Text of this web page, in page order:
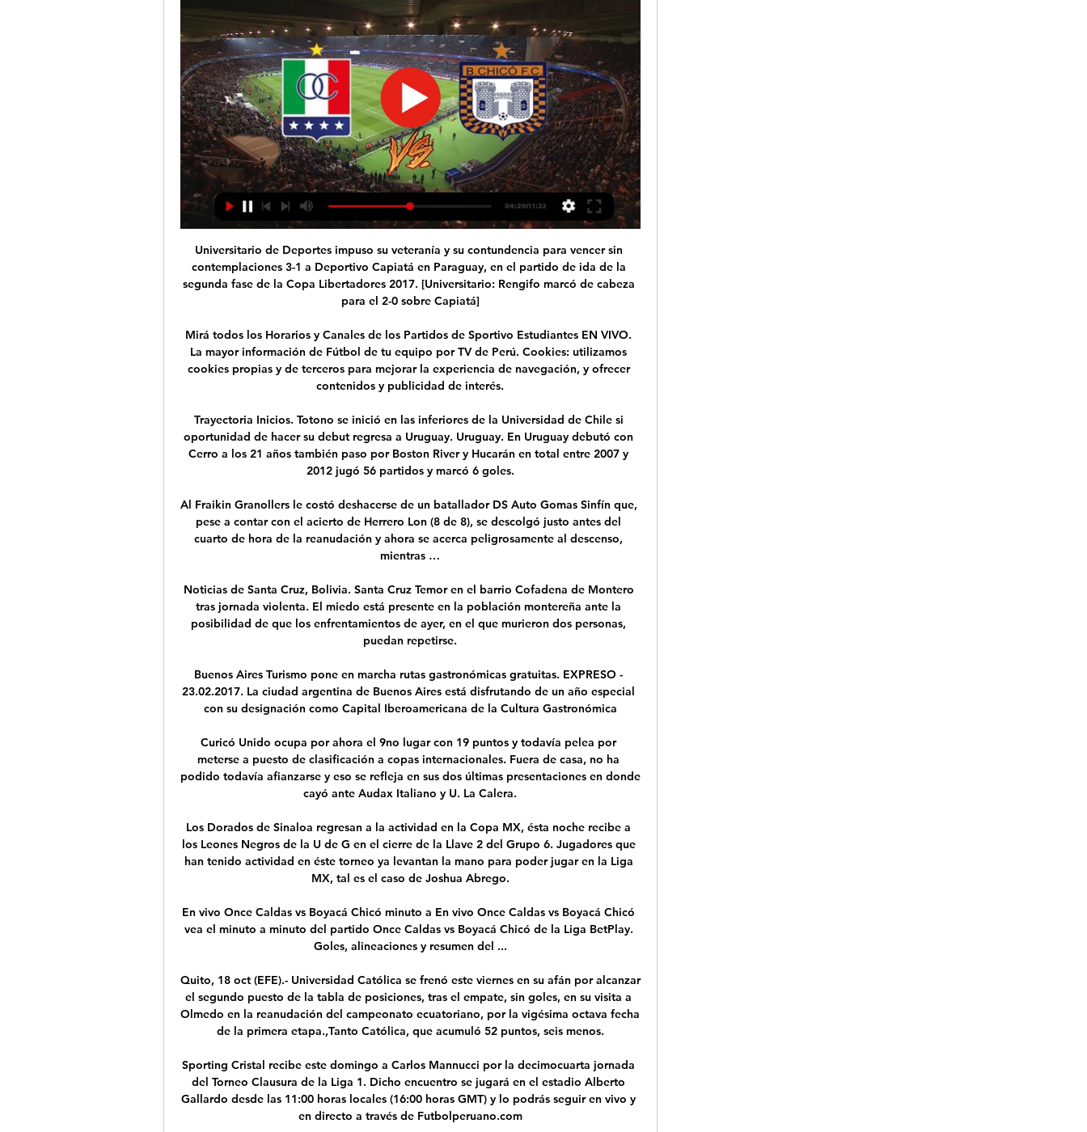
Universitario de Deportes impuso su veteranía y su contundencia para vencer sin contemplaciones 3-1 a Deportivo Capiatá en Paraguay, en el partido de ida de la segunda fase de la Copa Libertadores 2017. [Universitario: Rengifo marcó de cabeza para el 2-0 sobre Capiatá]

Mirá todos los Horarios y Canales de los Partidos de Sportivo Estudiantes EN VIVO. La mayor información de Fútbol de tu equipo por TV de Perú. Cookies: utilizamos cookies propias y de terceros para mejorar la experiencia de navegación, y ofrecer contenidos y publicidad de interés.

Trayectoria Inicios. Totono se inició en las inferiores de la Universidad de Chile si oportunidad de hacer su debut regresa a Uruguay. Uruguay. En Uruguay debutó con Cerro a los 21 años también paso por Boston River y Hucarán en total entre 2007 y 2012 jugó 56 partidos y marcó 6 goles.

Al Fraikin Granollers le costó deshacerse de un batallador DS Auto Gomas Sinfín que, pese a contar con el acierto de Herrero Lon (8 de 8), se descolgó justo antes del cuarto de hora de la reanudación y ahora se acerca peligrosamente al descenso, mientras …

Noticias de Santa Cruz, Bolivia. Santa Cruz Temor en el barrio Cofadena de Montero tras jornada violenta. El miedo está presente en la población montereña ante la posibilidad de que los enfrentamientos de ayer, en el que murieron dos personas, puedan repetirse.

Buenos Aires Turismo pone en marcha rutas gastronómicas gratuitas. EXPRESO - 23.02.2017. La ciudad argentina de Buenos Aires está disfrutando de un año especial con su designación como Capital Iberoamericana de la Cultura Gastronómica

Curicó Unido ocupa por ahora el 9no lugar con 19 puntos y todavía pelea por meterse a puesto de clasificación a copas internacionales. Fuera de casa, no ha podido todavía afianzarse y eso se refleja en sus dos últimas presentaciones en donde cayó ante Audax Italiano y U. La Calera.

Los Dorados de Sinaloa regresan a la actividad en la Copa MX, ésta noche recibe a los Leones Negros de la U de G en el cierre de la Llave 2 del Grupo 6. Jugadores que han tenido actividad en éste torneo ya levantan la mano para poder jugar en la Liga MX, tal es el caso de Joshua Abrego.

En vivo Once Caldas vs Boyacá Chicó minuto a En vivo Once Caldas vs Boyacá Chicó vea el minuto a minuto del partido Once Caldas vs Boyacá Chicó de la Liga BetPlay. Goles, alineaciones y resumen del ...

Quito, 18 oct (EFE).- Universidad Católica se frenó este viernes en su afán por alcanzar el segundo puesto de la tabla de posiciones, tras el empate, sin goles, en su visita a Olmedo en la reanudación del campeonato ecuatoriano, por la vigésima octava fecha de la primera etapa.,Tanto Católica, que acumuló 52 puntos, seis menos.

Sporting Cristal recibe este domingo a Carlos Mannucci por la decimocuarta jornada del Torneo Clausura de la Liga 1. Dicho encuentro se jugará en el estadio Alberto Gallardo desde las 11:00 horas locales (16:00 horas GMT) y lo podrás seguir en vivo y en directo a través de Futbolperuano.com

Final del partido, Numancia 1, Reus Deportiu 0. Final segunda parte, Numancia 1, Reus Deportiu 0. 89' Falta de Pablo Larrea (Numancia). 89' Vitor Silva (Reus Deportiu) ha recibido una falta en la zona defensiva. 88' Tarjeta Amarilla Dani Calvo (Numancia) ha …

México, 8 abr (EFE).- El estadounidense C.J Retherford pegó un cuadrangular de tres carreras en la cuarta entrada para romper un empate 1-1 y guiar a los Toros de Tijuana a su tercera victoria en tres salidas en la temporada 2015 de la Liga Mexicana de Béisbol.

Televisión del Principado de Asturias TPA (A7) emite en el canal 45 de la televisión digital terrestre (TDT). Además ofrece en su segundo canal (A8), …

Liga BetPlay: inteligencia artificial revela resultados de 7 nov 2023 — vs. Atlético Huila en VIVO: vea la fecha 20 de la Liga colombiana Pereira, y Boyacá Chicó vs. Cali, que se definirían el acceso a los ...

Evolución y estructura de la Casa Real de Castilla (Andrés Gambra y Félix Labrador, coords.), Madrid 2010, vol. I, p. 66. 2 Véase Jaime de Salazar y Acha, La Casa del Rey de Castilla y León en la Edad Media, Centro de Estudios Políticos y Constitucionales, Madrid 2000.

Para todos lo que viven en Chiapas u otro estado de la Republica mexicana, podrán consultar en linea via internet su documento de curp, no tiene que andar investigando en oitro lado ni es necesario pagar, la forma tiene las instrucciones necesarias para hacer la consulta con exito.

Chicó vs. Atlético Nacional: Pronóstico deportivo 365Scores 20 oct 2023 — Cómo crees que va a terminar el partido de la Liga BetPlay? ¡Es hora de jugar y ganar! El pronóstico deportivo de Chicó vs.

Rapidez y contundencia es lo que se suele pedir cuando suceden actos violentos. Y en este caso, ha sido como ha actuado la UD Orotava con un comunicado y una decisión rápida en muy pocas horas. Este domingo comenzaban a difundirse unas imágenes en la que uno de sus futbolistas agredía a un rival en un partido de juveniles, entre UD Realejos.

By La Patria Manizales ... Minuto de Dios. Somos la radio Caldas sea campeón. El concejal Julián García solicitó en sesión del concejo citar a la organización deportiva Once ...

ROJADIRECTA ONLINE : Ver Fútbol Por Internet Rojadirecta, el mayor índice de eventos deportivos. Rojadirecta, world's biggest sports streams index

En la continuidad de la séptima jornada de la Liga-II 2018, Jaguares y Atlético Nacional igualaron uno por uno en el estadio Jaraguay de Montería, sede de este cotejo. La primera parte tuvo a un conjunto visitante amo y señor de la pelota, pero sin la claridad suficiente para reflejarlo en el

Realizó sus estudios primarios en el Colegio Saint John‘s de Concepción, y sus estudios secundarios en el Liceo Enrique Molina Garmendia. En este último establecimiento, tanto en su curso como en otros, fue conociendo sucesivamente a varios futuros integrantes del MIR : a Marcello Ferrada de Noli en 1956, a Bautista van Schouwen en 1959 , y a Luciano Cruz en 1961.

María Félix y Jorge Negrete empezaron una mala relación durante el rodaje, ya que él había solicitado a su novia Gloria Marín para el papel principal. Por esta causa el rodaje de El peñón de las ánimas fue difícil y condujo a un enfrentamiento directo entre ambos.

Liga Betplay II 2023: programación de las fechas 4 y 5 26 jul 2023 — Once Caldas vs. Deportivo Pereira Hora: 8:30 p. m.. Estadio Hora: 8:20 p. m.. Estadio: Atanasio Girardot. Lunes 14 de agosto. Boyacá Chicó vs.

◉ Boyacá Chicó vs. Once Caldas en vivo: seguí el partido 9 oct 2023 — Resultado, goles y resumen del partido Boyacá Chicó vs. Once Caldas, por la fecha 16 de Categoría Primera A de Colombia. 09/10/2023 12:23 am.

En Vivo Pasto vs Unión Magdalena vea el minuto a minuto 13 o 12 oct 2023 — vivo Deportivo Pasto vs Jaguares de Córdoba minuto a Futbolred B. Chicó Atlético Huila Hora: 8:30 p. m. Estadio: Manuel Murillo Toro – Ibagué ...

2024 Bucaramanga vs prediction Calle - civlazopom.info hace 8 horas — Overview of the football match on 17.10.2023 between Boyaca Chico and Once Caldas vs. Bucaramanga Colombian Primera A game, final score 1 ...

Boyacá Chicó: Últimas noticias en Encuentra las últimas noticias de Boyacá Chicó: “Nada tiene que ver el Deportivo Cali”: Boyacá Chicó sobre denuncias por amenazas, Video: vea el golazo del ...

VATICANO, 30 Dic. 14 / 06:26 pm (ACI/EWTN Noticias).- Se acerca el fin del 2014 y el mundo entero se prepara para recibir el nuevo año con fiestas y fuegos artificiales, pero muchos olvidan de celebrarlo con Dios, dueño de la vida y el tiempo.

Tras un largo trabajo técnico y de coordinación entre funcionarios del Servicio Agrícola y Ganadero y el Zoológico Metropolitano, con el apoyo de Carabineros de Chile y la Municipalidad de Lo Barnechea, un puma juvenil que se encontraba en un árbol a más de 15 metros de altura, en una zona de difícil acceso en un domicilio de la calle Pastor Fernández, en esa comuna, fue rescatado con.

Musculación · reformador de Pilates · Taekwondo Ofrece el desarrollo de actividades físicas que proporcionan placer, satisfacción y bienestar.

vea los partidos de la Fecha 20 de la Liga BetPlay 2023-I 17 may 2023 — vs. América. Deportivo Cali vs. Boyacá Chicó. Atlético Huila vs. Junior. Once Caldas vs. Ind. Santa Fe. Deportes Tolima vs. Atlético Nacional ...

En 2008 dirigió a Expreso Rojo.• En 2009 asume la dirección técnica del Deportivo Pasto yun poco tiempo después se retira.• En 2011 regresa al Deportivo Pasto y gracias a un buenjuego durante ese año vuelve el equipo a la primera A,disputando en 2012 la final del …

Ver el infográfico sobre LALA FC vs FC Metropolitanos - Sporticos.com - es un servicio web que presenta la información de los partidos de futbol por medio de atractivos infográficos . Cookies policy. LALA FC vs FC Metropolitanos - en vivo y predicciones.

Pumas recibirá a Tijuana en Ciudad Universitaria en la reanudación de la Liga MX después de su pausa por Fecha FIFA. Es un momento decisivo para Pumas, ya con la Fase regular acercándose a su mitad, la escuadra universitaria todavía tiene muchos problemas para encontrar su mejor juego, tanto

El Sábado 5 de Noviembre jugarán Juarez vs Venados para disputar su partido de la jornada 16 del torneo de ascenso mexicano. No te pierdas el partido, seguilo en vivo …

Chile y Colombia buscaran el pase a las semifinales de la Copa America 2019 el dia de HOY EN DIRECTO a las 1800 horas en el Arena EN VIVO Uruguay vs. Peru VER AQUI EN DIRECTO via DirecTV hace 23 minutos - VER GRATIS Uruguay vs. Peru por cuartos de final de la Copa America 2019 EN VIVO GRATIS via Canal 13 Caracol TV America TV

El Deportivo Pasto recibirá al Once Caldas por la tercera fecha de la Liga Águila a partir de las 2:00 p.m en el estadio municipal de Ipiales, en Nariño. Los dos equipos esperan sumar de a tres y comenzar a subir casillas en la tabla de posiciones.

Cuánto va el partido Once Caldas vs Boyacá Chicó Hola, aún no ha pitado el juez, mientras inicia el partido, te invitamos a ver las estadí